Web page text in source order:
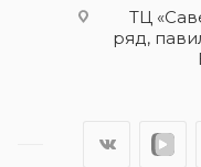
ТЦ
ряд,